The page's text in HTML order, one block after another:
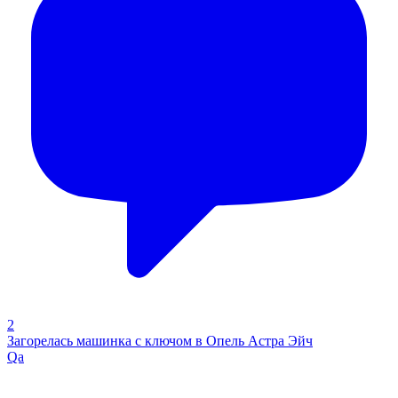
2
Загорелась машинка с ключом в Опель Астра Эйч
Qa